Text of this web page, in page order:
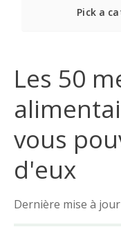
Pick a
Les 50
vous
d'eux
Dernière mise à